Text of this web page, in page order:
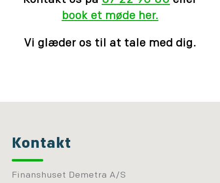
book et møde her.
Vi glæder os til at tale med dig.
Kontakt
Finanshuset Demetra A/S